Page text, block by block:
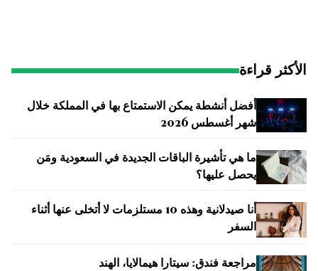
الأكثر قراءة
أفضل أنشطة يمكن الاستمتاع بها في المملكة خلال
شهر أغسطس 2026
ما هي تأشيرة الباقات الجديدة في السعودية ومَن
يحصل عليها؟
أنا صيدلانية وهذه 10 مستلزمات لا أتخلى عنها أثناء
السفر
مراجعة فندق: سيتارا هيمالايا، الهند